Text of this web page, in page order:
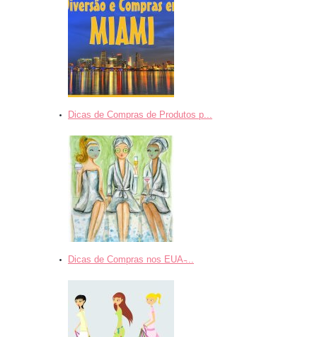
Dicas de Compras de Produtos p...
Dicas de Compras nos EUA ̵...